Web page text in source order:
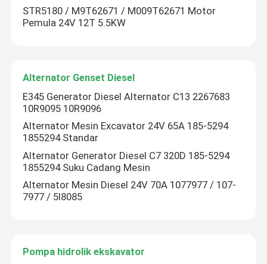
Alternator Genset Diesel
KIT SEAL Ekskavator
Suku Cadang Genset Diesel
Suku Cadang Forklift
STR5180 / M9T62671 / M009T62671 Motor
Pemula 24V 12T 5.5KW
Alternator Genset Diesel
E345 Generator Diesel Alternator C13 2267683
10R9095 10R9096
Alternator Mesin Excavator 24V 65A 185-5294
1855294 Standar
Alternator Generator Diesel C7 320D 185-5294
1855294 Suku Cadang Mesin
Alternator Mesin Diesel 24V 70A 1077977 / 107-
7977 / 5I8085
Pompa hidrolik ekskavator